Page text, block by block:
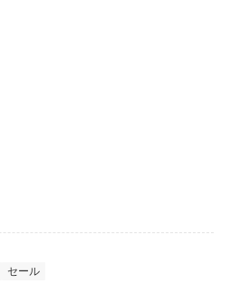
セール